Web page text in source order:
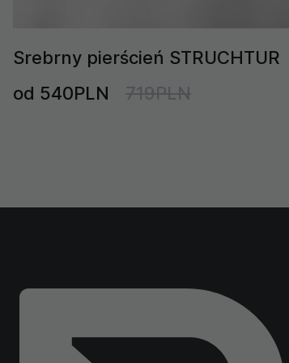
Srebrny pierścień STRUCHTUR
od 540PLN
719PLN